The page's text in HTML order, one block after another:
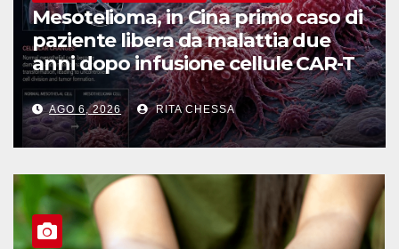
Mesotelioma, in Cina primo caso di
paziente libera da malattia due
anni dopo infusione cellule CAR-T
AGO 6, 2026 RITA CHESSA